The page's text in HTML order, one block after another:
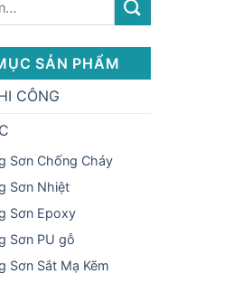
SẢN PHẨM
CÔNG
Sơn Chống Cháy
Sơn Nhiệt
Sơn Epoxy
Sơn PU gỗ
Sơn Sắt Mạ Kẽm